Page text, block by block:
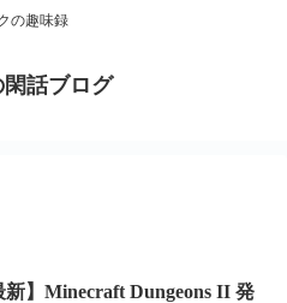
の趣味録
話ブログ
新】Minecraft Dungeons II 発